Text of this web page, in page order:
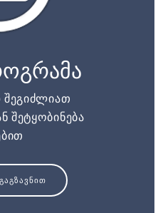
შეგიძლიათ
შეტყობინება